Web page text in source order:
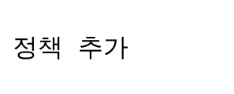
책 추가